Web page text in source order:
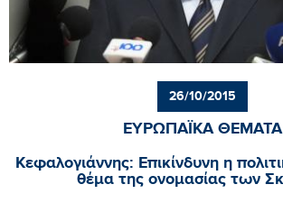
26/10/2015
ΕΥΡΩΠΑΪΚΑ ΘΕΜΑΤΑ
Κεφαλογιάννης: Επικίνδυνη η
θέμα της ονομασίας των